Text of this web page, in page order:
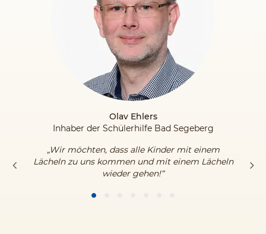
Olav Ehlers
Inhaber der Schülerhilfe Bad Segeberg
„Wir möchten, dass alle Kinder mit einem
Lächeln zu uns kommen und mit einem Lächeln
wieder gehen!“